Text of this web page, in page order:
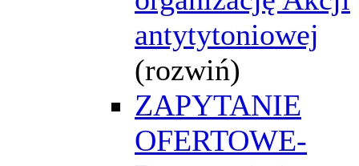
antytytoniowej
(rozwiń)
ZAPYTANIE
OFERTOWE-